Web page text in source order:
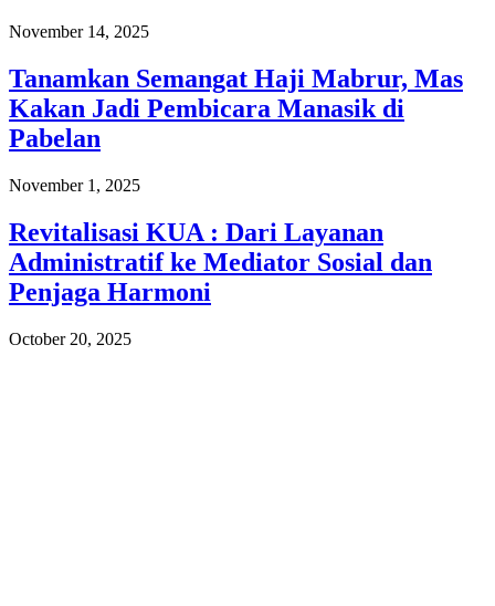
November 14, 2025
Tanamkan Semangat Haji Mabrur, Mas
Kakan Jadi Pembicara Manasik di
Pabelan
November 1, 2025
Revitalisasi KUA : Dari Layanan
Administratif ke Mediator Sosial dan
Penjaga Harmoni
October 20, 2025